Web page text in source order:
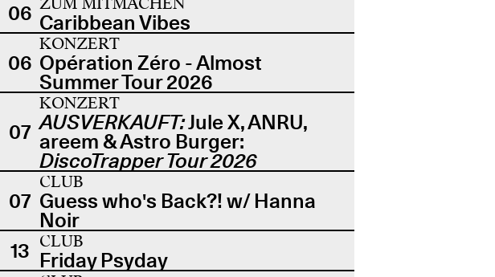
06 Caribbean Vibes
06
KONZERT
Opération Zéro - Almost
Summer Tour 2026
07
KONZERT
AUSVERKAUFT:Jule X, ANRU,
areem & Astro Burger:
DiscoTrapper Tour 2026
07
CLUB
Guess who's Back?! w/ Hanna
Noir
13 CLUB
Friday Psyday